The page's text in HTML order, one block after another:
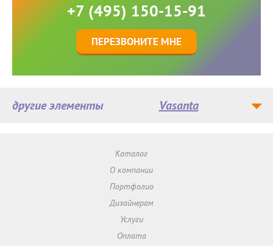
+7 (495) 150-15-91
ПЕРЕЗВОНИТЕ МНЕ
другие элементы Vasanta
Каталог
О компании
Портфолио
Дизайнерам
Услуги
Оплата